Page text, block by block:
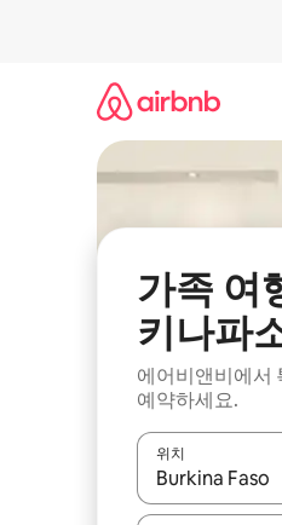
가족 여
키나파
에어비앤비에서
예약하세요.
위치
결과가 나오면